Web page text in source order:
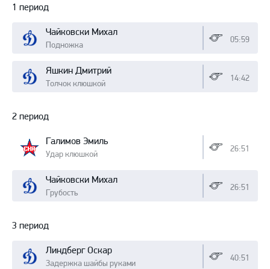
Протокол
1 период
Чайковски Михал
Подножка
05:59
Яшкин Дмитрий
Толчок клюшкой
14:42
2 период
Галимов Эмиль
Удар клюшкой
26:51
Чайковски Михал
Грубость
26:51
3 период
Линдберг Оскар
Задержка шайбы руками
40:51